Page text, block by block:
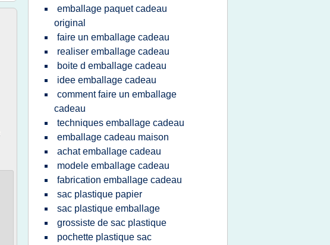
emballage paquet cadeau
original
faire un emballage cadeau
realiser emballage cadeau
boite d emballage cadeau
idee emballage cadeau
comment faire un emballage
cadeau
techniques emballage cadeau
emballage cadeau maison
achat emballage cadeau
modele emballage cadeau
fabrication emballage cadeau
sac plastique papier
sac plastique emballage
grossiste de sac plastique
pochette plastique sac